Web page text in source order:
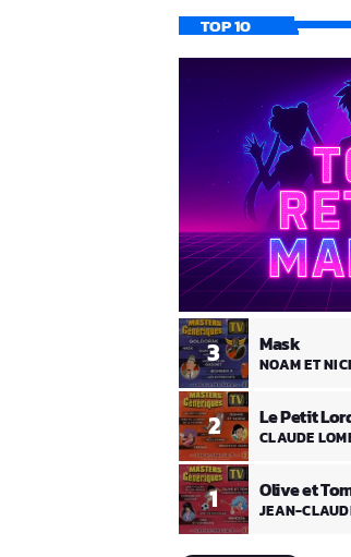
TOP 10
1 Olive et
JEAN-
2 Le Petit
CLAUDE
3 Mask
NOAM ET